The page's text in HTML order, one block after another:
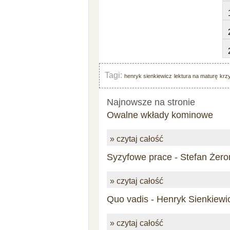
Tagi: henryk sienkiewicz lektura na maturę
Najnowsze na stronie
Owalne wkłady kominowe
» czytaj całość
Syzyfowe prace - Stefan
» czytaj całość
Quo vadis - Henryk
» czytaj całość